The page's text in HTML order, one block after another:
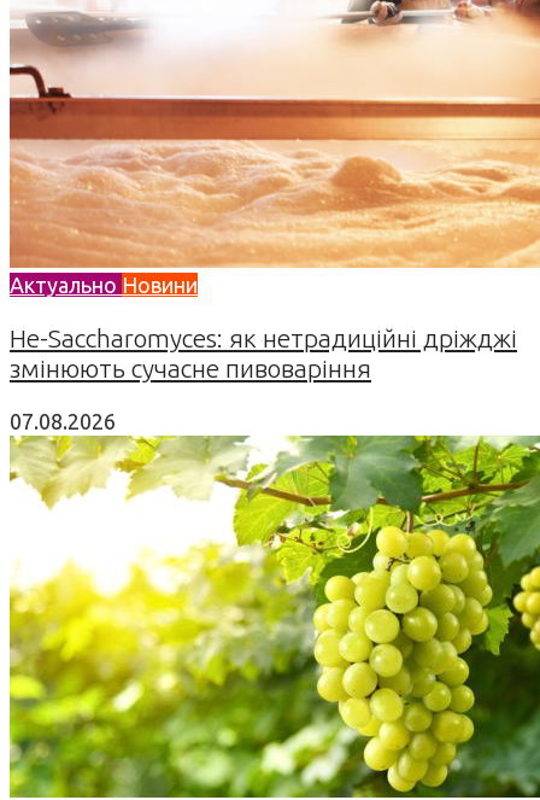
Актуально Новини
Не-Saccharomyces: як нетрадиційні дріжджі
змінюють сучасне пивоваріння
07.08.2026